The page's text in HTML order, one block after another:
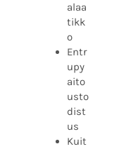
alaa
tikk
o
Entr
upy
aito
usto
dist
us
Kuit